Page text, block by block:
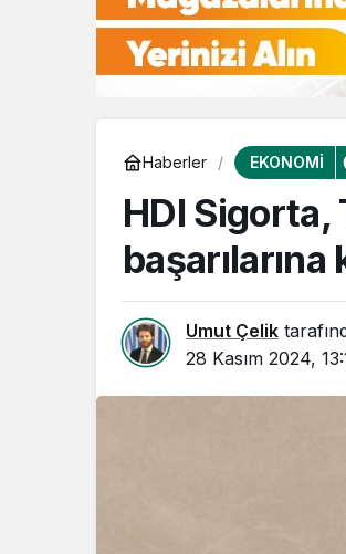
Haberler EKONOMİ
HDI Sigorta,
başarılarına
Umut Çelik
28 Kasım 2024,